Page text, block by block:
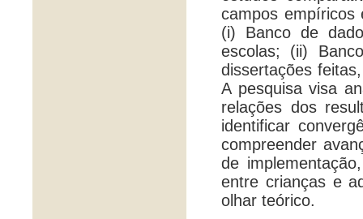
campos empíricos
(i) Banco de
escolas; (ii)
dissertações
A pesquisa visa
relações dos
identificar
compreender
de
entre crianças e
olhar teórico.